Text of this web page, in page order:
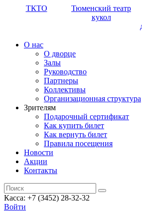
ТКТО
Тюменский театр
кукол
О нас
О дворце
Залы
Руководство
Партнеры
Коллективы
Организационная структура
Зрителям
Подарочный сертификат
Как купить билет
Как вернуть билет
Правила посещения
Новости
Акции
Контакты
Касса: +7 (3452) 28-32-32
Войти